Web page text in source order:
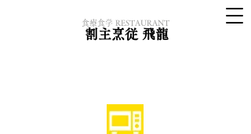
割主烹従 飛龍
​食療食学 RESTAURANT